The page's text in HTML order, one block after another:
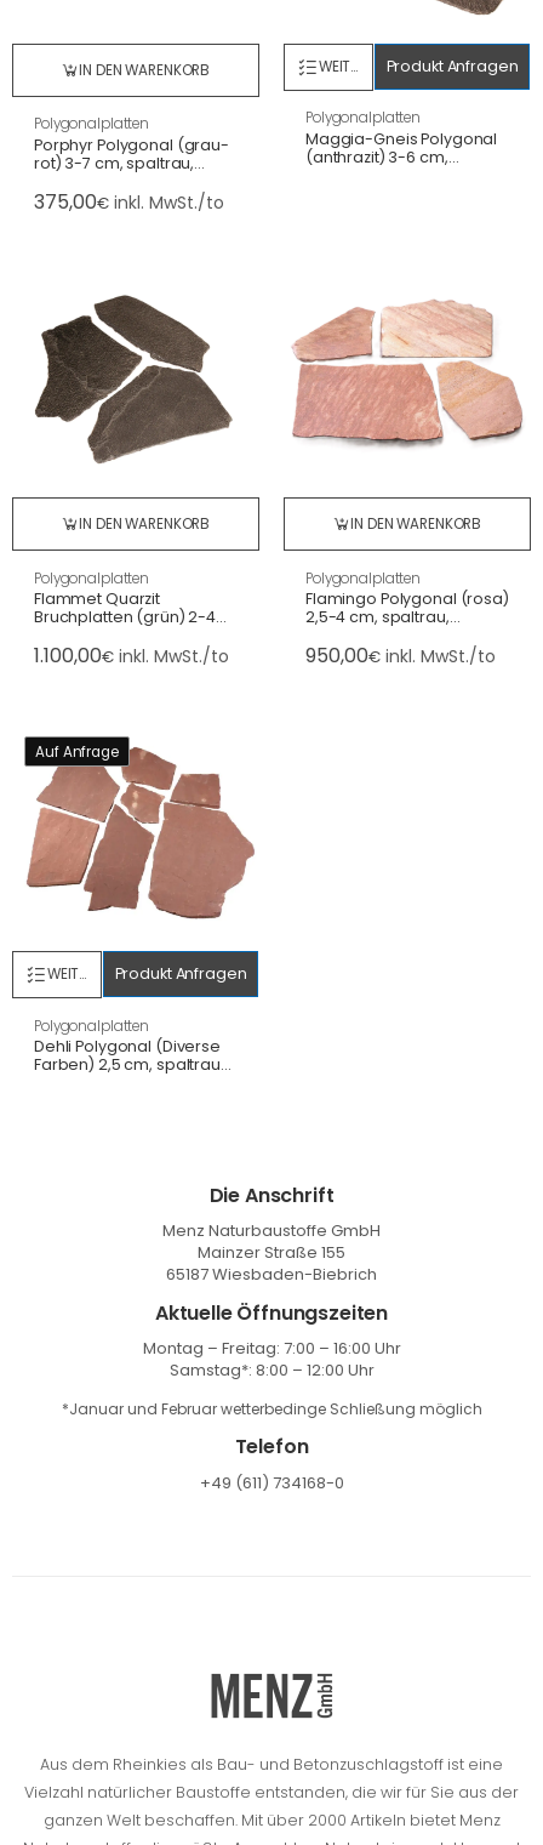
IN DEN WARENKORB
Polygonalplatten
Porphyr Polygonal (grau-
rot) 3-7 cm, spaltrau,
375,00€ inkl. MwSt./to
WEITERLESEN Produkt Anfragen
Polygonalplatten
Maggia-Gneis Polygonal
(anthrazit) 3-6 cm,
IN DEN WARENKORB
Polygonalplatten
Flammet Quarzit
Bruchplatten (grün) 2-4
1.100,00€ inkl. MwSt./to
IN DEN WARENKORB
Polygonalplatten
Flamingo Polygonal (rosa)
2,5-4 cm, spaltrau,
950,00€ inkl. MwSt./to
Auf Anfrage
WEITERLESEN Produkt Anfragen
Polygonalplatten
Dehli Polygonal (Diverse
Farben) 2,5 cm, spaltrau
Die Anschrift
Menz Naturbaustoffe GmbH
Mainzer Straße 155
65187 Wiesbaden-Biebrich
Aktuelle Öffnungszeiten
Montag – Freitag: 7:00 – 16:00 Uhr
Samstag*: 8:00 – 12:00 Uhr
*Januar und Februar wetterbedinge Schließung möglich
Telefon
+49 (611) 734168-0
Aus dem Rheinkies als Bau- und Betonzuschlagstoff ist eine
Vielzahl natürlicher Baustoffe entstanden, die wir für Sie aus der
ganzen Welt beschaffen. Mit über 2000 Artikeln bietet Menz